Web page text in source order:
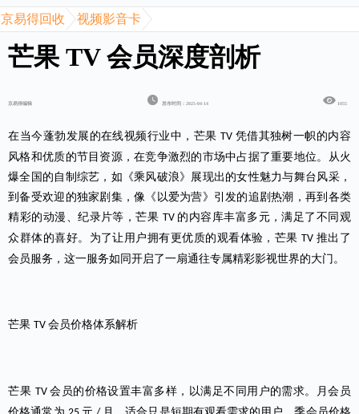
京易得回收 视频影音卡
芒果 TV 会员深度剖析
京易得编辑 发布时间：2025-04-14 1055
在当今蓬勃发展的在线视频行业中，芒果 TV 凭借其独树一帜的内容
风格和优质的节目资源，在竞争激烈的市场中占据了重要地位。从火
爆全国的自制综艺，如《乘风破浪》展现出的女性魅力与舞台风采，
到备受欢迎的独家剧集，像《以爱为营》引发的追剧热潮，再到各类
精彩的动漫、纪录片等，芒果 TV 的内容库丰富多元，满足了不同观
众群体的喜好。为了让用户拥有更优质的观看体验，芒果TV 推出了
会员服务，这一服务如同开启了一扇通往专属精彩影视世界的大门。
芒果 TV会员价格体系解析
芒果 TV会员的价格设置丰富多样，以满足不同用户的需求。月会员